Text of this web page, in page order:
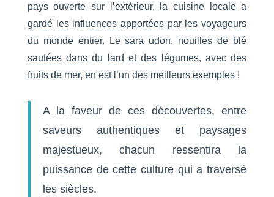
pays ouverte sur l’extérieur, la cuisine locale a
gardé les influences apportées par les voyageurs
du monde entier. Le sara udon, nouilles de blé
sautées dans du lard et des légumes, avec des
fruits de mer, en est l’un des meilleurs exemples !
A la faveur de ces découvertes, entre
saveurs authentiques et paysages
majestueux, chacun ressentira la
puissance de cette culture qui a traversé
les siècles.